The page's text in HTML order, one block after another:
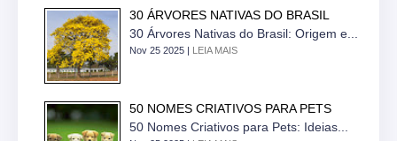
30 ÁRVORES NATIVAS DO BRASIL
30 Árvores Nativas do Brasil: Origem e...
Nov 25 2025 | LEIA MAIS
50 NOMES CRIATIVOS PARA PETS
50 Nomes Criativos para Pets: Ideias...